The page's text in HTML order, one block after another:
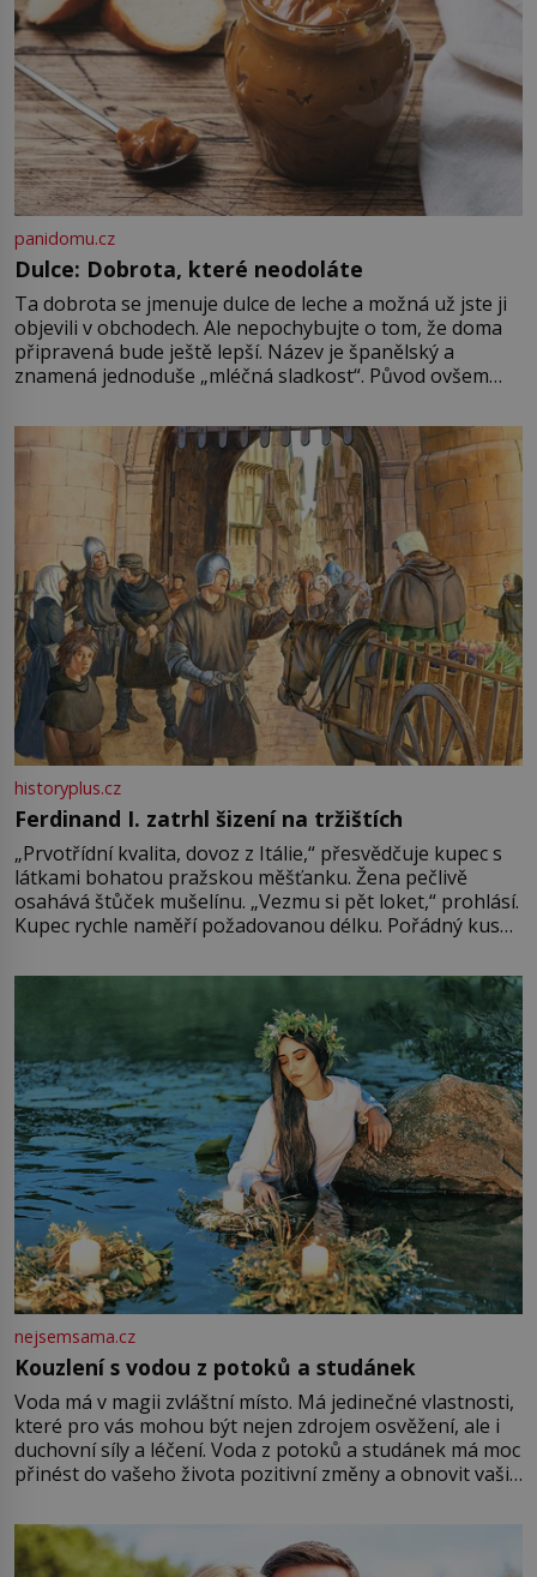
panidomu.cz
Dulce: Dobrota, které neodoláte
Ta dobrota se jmenuje dulce de leche a možná už jste ji
objevili v obchodech. Ale nepochybujte o tom, že doma
připravená bude ještě lepší. Název je španělský a
znamená jednoduše „mléčná sladkost“. Původ ovšem
pře hned několik latinskoamerických zemí a k tomu
Francie, kde se traduje,
historyplus.cz
Ferdinand I. zatrhl šizení na tržištích
„Prvotřídní kvalita, dovoz z Itálie,“ přesvědčuje kupec s
látkami bohatou pražskou měšťanku. Žena pečlivě
osahává štůček mušelínu. „Vezmu si pět loket,“ prohlásí.
Kupec rychle naměří požadovanou délku. Pořádný kus
milostpaní. Stačí jenom na sukni,“ zhodnotí švadlena
množství růžového mušelínu. „Ošidili vás, podívejte.“
nejsemsama.cz
Kouzlení s vodou z potoků a studánek
Voda má v magii zvláštní místo. Má jedinečné vlastnosti,
které pro vás mohou být nejen zdrojem osvěžení, ale i
duchovní síly a léčení. Voda z potoků a studánek má moc
přinést do vašeho života pozitivní změny a obnovit vaši
můžete obohatit své rituály a přinést do svého života
větší harmonii a klid. Je důležité